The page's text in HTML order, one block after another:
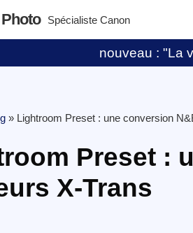
Spécialiste Canon
nouveau : "La
» Lightroom Preset : une conversion
Preset :
X-Trans